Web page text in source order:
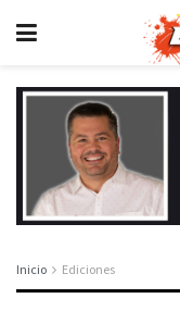
Inicio Ediciones